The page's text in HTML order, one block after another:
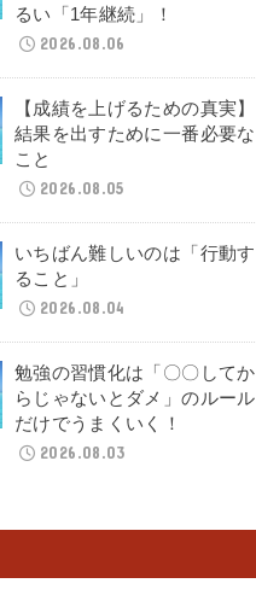
るい「1年継続」！
2026.08.06
【成績を上げるための真実】
結果を出すために一番必要な
こと
2026.08.05
いちばん難しいのは「行動す
ること」
2026.08.04
勉強の習慣化は「〇〇してか
らじゃないとダメ」のルール
だけでうまくいく！
2026.08.03